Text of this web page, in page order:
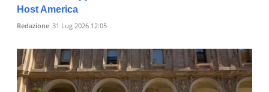
Host America
Redazione 31 Lug 2026 12:05